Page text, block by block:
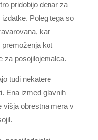
pridobijo denar za
Poleg tega so
kar
premoženja kot
za posojilojemalca.
tudi nekatere
Ena izmed glavnih
višja obrestna mera v